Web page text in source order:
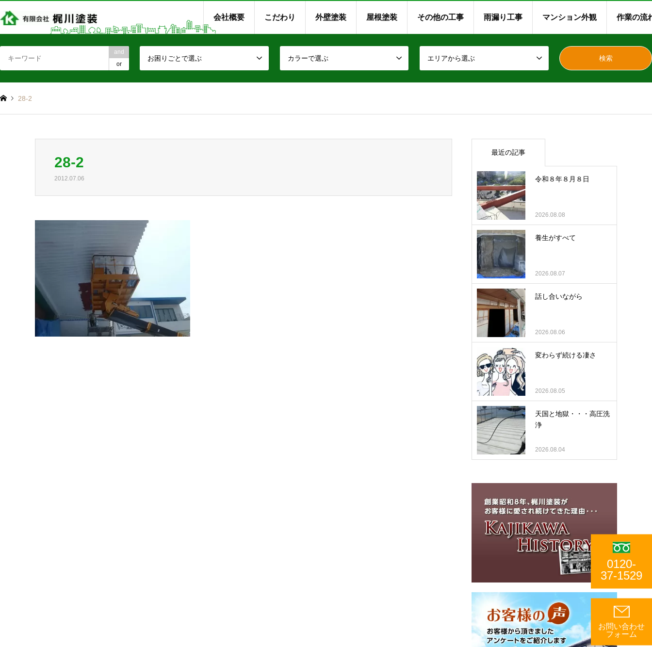
会社概要 こだわり 外壁塗装 屋根塗装 その他の工事 雨漏り工事 マンション外観 作業の流
and
or
お困りごとで選ぶ カラーで選ぶ エリアから選ぶ
28-2
28-2
2012.07.06
最近の記事
令和８年８月８日
2026.08.08
養生がすべて
2026.08.07
話し合いながら
2026.08.06
変わらず続ける凄さ
2026.08.05
天国と地獄・・・高圧洗
浄
2026.08.04
0120-
37-1529
お問い合わせ
フォーム